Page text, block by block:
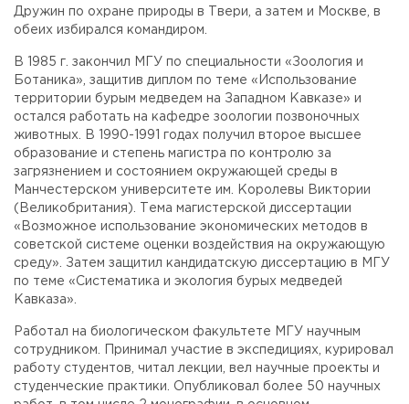
Дружин по охране природы в Твери, а затем и Москве, в
обеих избирался командиром.
В 1985 г. закончил МГУ по специальности «Зоология и
Ботаника», защитив диплом по теме «Использование
территории бурым медведем на Западном Кавказе» и
остался работать на кафедре зоологии позвоночных
животных. В 1990-1991 годах получил второе высшее
образование и степень магистра по контролю за
загрязнением и состоянием окружающей среды в
Манчестерском университете им. Королевы Виктории
(Великобритания). Тема магистерской диссертации
«Возможное использование экономических методов в
советской системе оценки воздействия на окружающую
среду». Затем защитил кандидатскую диссертацию в МГУ
по теме «Систематика и экология бурых медведей
Кавказа».
Работал на биологическом факультете МГУ научным
сотрудником. Принимал участие в экспедициях, курировал
работу студентов, читал лекции, вел научные проекты и
студенческие практики. Опубликовал более 50 научных